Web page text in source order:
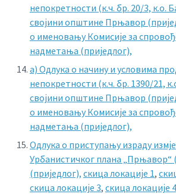
непокретности (к.ч. бр. 20/3, к.о.
својини општине Прњавор
о именовању Комисије за
надметања (приједлог),
а) Одлука о начину и условима
непокретности (к.ч. бр. 1390/21,
својини општине Прњавор
о именовању Комисије за
надметања (приједлог),
Одлука о приступању израду
Урбанистичког плана „Прњавор“
(приједлог), скица локације 1,
скица локације 3, скица локације